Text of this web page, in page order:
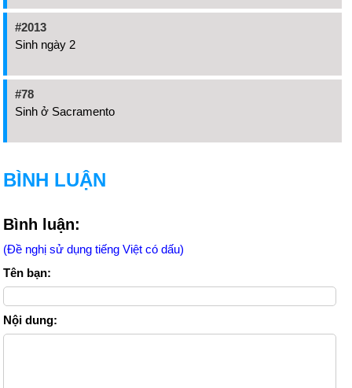
#2013
Sinh ngày 2
#78
Sinh ở Sacramento
BÌNH LUẬN
Bình luận:
(Đề nghị sử dụng tiếng Việt có dấu)
Tên bạn:
Nội dung: